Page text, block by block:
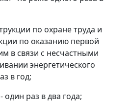
по охране труда и
по оказанию первой
в связи с несчастными
энергетического
в год;
раз в два года;